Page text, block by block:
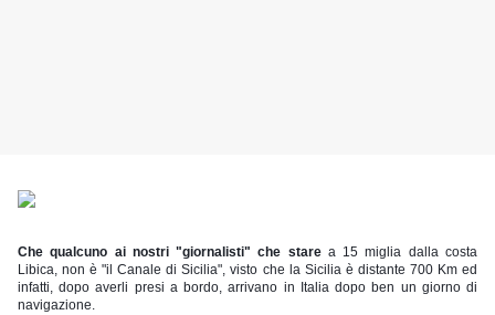
Che qualcuno ai nostri "giornalisti" che stare a 15 miglia dalla costa
Libica, non è "il Canale di Sicilia", visto che la Sicilia è distante 700 Km ed
infatti, dopo averli presi a bordo, arrivano in Italia dopo ben un giorno di
navigazione.